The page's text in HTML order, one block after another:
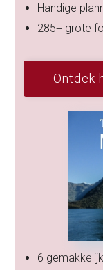
Handige
285+ grote
Ontdek
6